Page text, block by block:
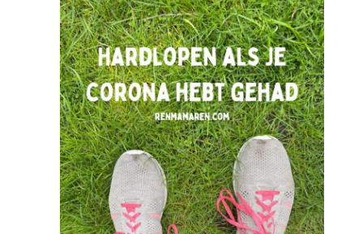
zomervakantie
jou
als
loper?